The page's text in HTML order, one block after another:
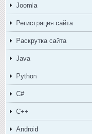
Joomla
Регистрация сайта
Раскрутка сайта
Java
Python
C#
C++
Android